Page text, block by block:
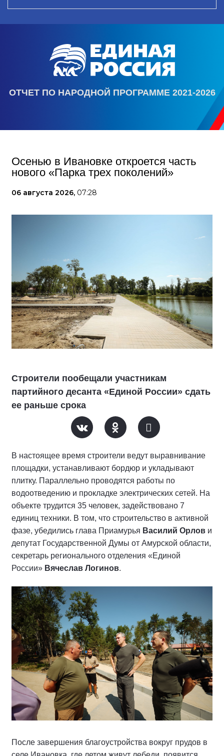
ОТЧЕТ ПО НАРОДНОЙ ПРОГРАММЕ 2021-2026
Осенью в Ивановке откроется часть
нового «Парка трех поколений»
06 августа 2026, 07:28
Строители пообещали участникам
партийного десанта «Единой России» сдать
ее раньше срока
В настоящее время строители ведут выравнивание
площадки, устанавливают бордюр и укладывают
плитку. Параллельно проводятся работы по
водоотведению и прокладке электрических сетей. На
объекте трудится 35 человек, задействовано 7
единиц техники. В том, что строительство в активной
фазе, убедились глава Приамурья Василий Орлов и
депутат Государственной Думы от Амурской области,
секретарь регионального отделения «Единой
России» Вячеслав Логинов.
После завершения благоустройства вокруг прудов в